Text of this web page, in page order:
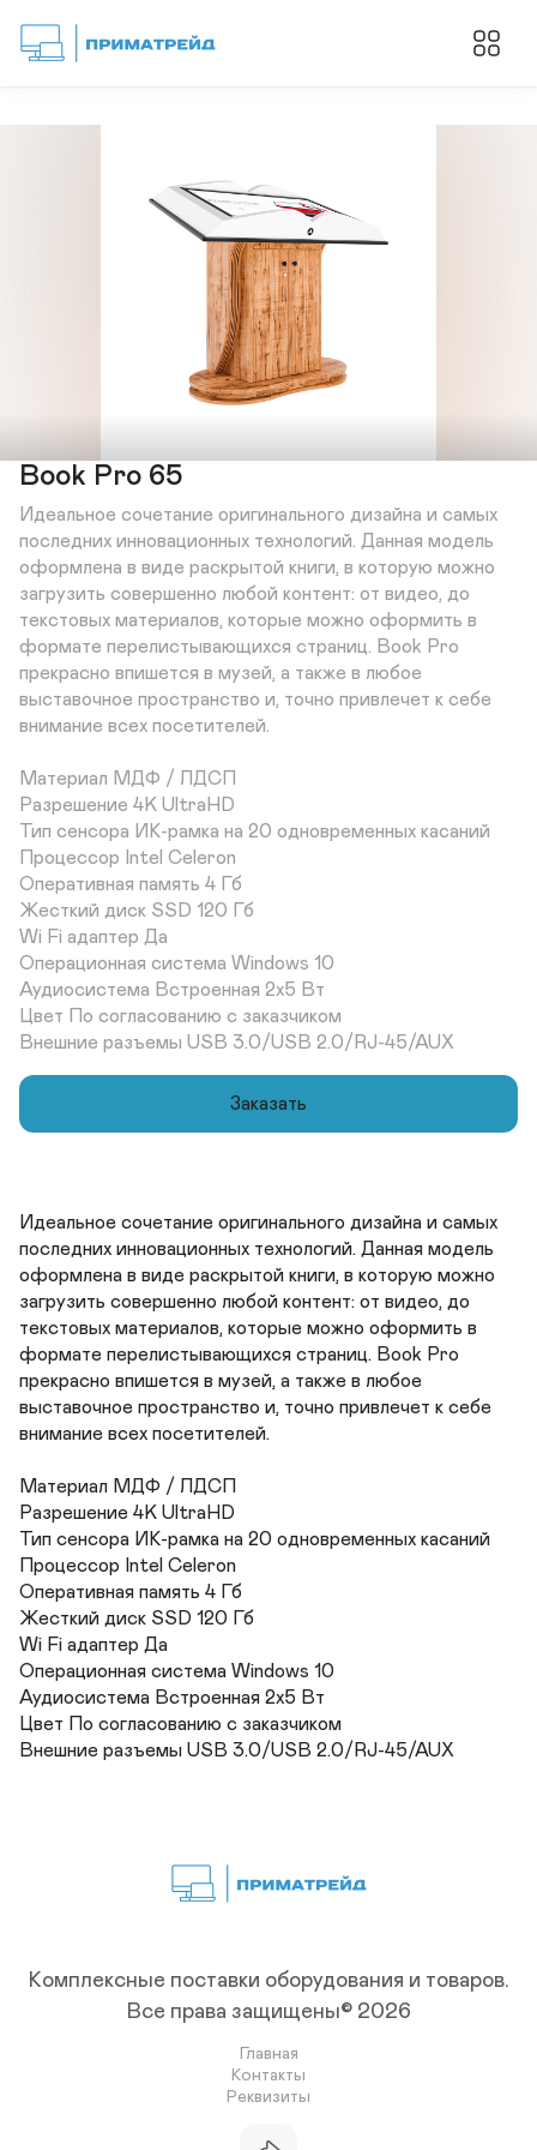
Book Pro 65
Идеальное сочетание оригинального дизайна и самых
последних инновационных технологий. Данная модель
оформлена в виде раскрытой книги, в которую можно
загрузить совершенно любой контент: от видео, до
текстовых материалов, которые можно оформить в
формате перелистывающихся страниц. Book Pro
прекрасно впишется в музей, а также в любое
выставочное пространство и, точно привлечет к себе
внимание всех посетителей.
Материал МДФ / ЛДСП
Разрешение 4K UltraHD
Тип сенсора ИК-рамка на 20 одновременных касаний
Процессор Intel Celeron
Оперативная память 4 Гб
Жесткий диск SSD 120 Гб
Wi Fi адаптер Да
Операционная система Windows 10
Аудиосистема Встроенная 2х5 Вт
Цвет По согласованию с заказчиком
Внешние разъемы USB 3.0/USB 2.0/RJ-45/AUX
Заказать
Идеальное сочетание оригинального дизайна и самых
последних инновационных технологий. Данная модель
оформлена в виде раскрытой книги, в которую можно
загрузить совершенно любой контент: от видео, до
текстовых материалов, которые можно оформить в
формате перелистывающихся страниц. Book Pro
прекрасно впишется в музей, а также в любое
выставочное пространство и, точно привлечет к себе
внимание всех посетителей.
Материал МДФ / ЛДСП
Разрешение 4K UltraHD
Тип сенсора ИК-рамка на 20 одновременных касаний
Процессор Intel Celeron
Оперативная память 4 Гб
Жесткий диск SSD 120 Гб
Wi Fi адаптер Да
Операционная система Windows 10
Аудиосистема Встроенная 2х5 Вт
Цвет По согласованию с заказчиком
Внешние разъемы USB 3.0/USB 2.0/RJ-45/AUX
Комплексные поставки оборудования и товаров.
Все права защищены© 2026
Главная
Контакты
Реквизиты